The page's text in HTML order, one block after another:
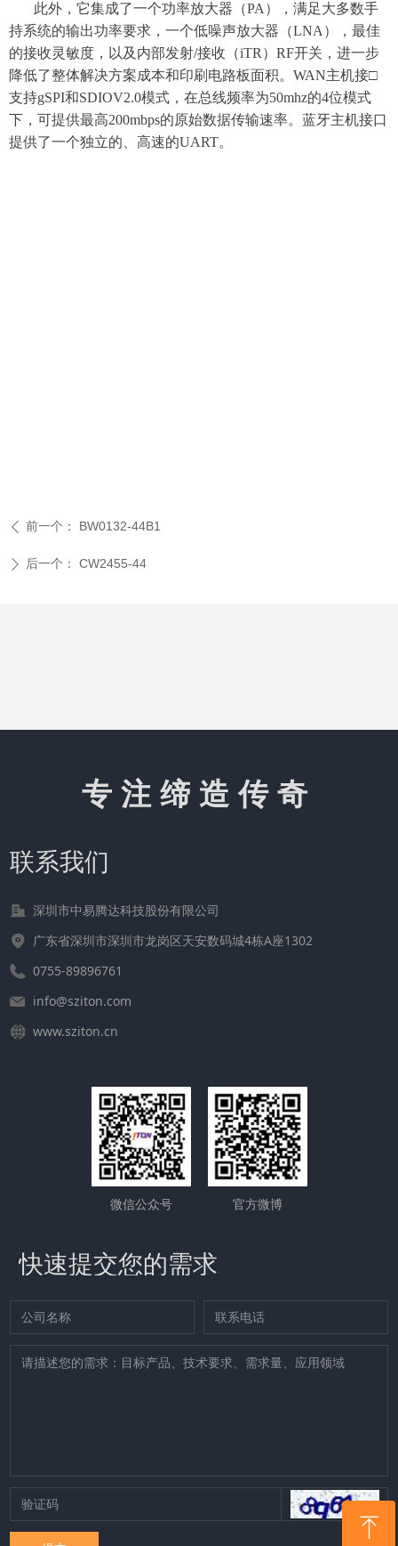
ꄴ 前一个： BW0132-44B1
ꄲ 后一个： CW2455-44
此外，它集成了一个功率放大器（PA），满足大多数手
持系统的输出功率要求，一个低噪声放大器（LNA），最佳
的接收灵敏度，以及内部发射/接收（iTR）RF开关，进一步
降低了整体解决方案成本和印刷电路板面积。WAN主机接□
支持gSPI和SDIOV2.0模式，在总线频率为50mhz的4位模式
下，可提供最高200mbps的原始数据传输速率。蓝牙主机接口
提供了一个独立的、高速的UART。
微信公众号 官方微博
深圳市中易腾达科技股份有限公司
广东省深圳市深圳市龙岗区天安数码城4栋A座1302
0755-89896761
info@sziton.com
www.sziton.cn
联系我们
专注缔造传奇
快速提交您的需求
ꁸ